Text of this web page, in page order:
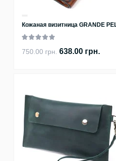
Кожаная визитница GRANDE
750.00 грн. 638.00 грн.